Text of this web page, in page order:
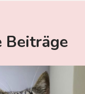
Beiträge